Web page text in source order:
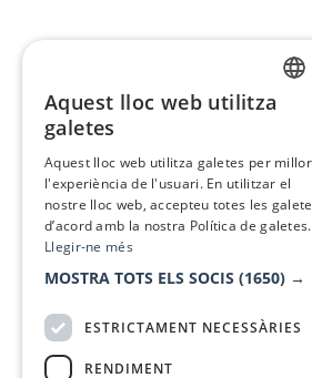
Aquest lloc web utilitza
galetes
Aquest lloc web utilitza galetes per
l'experiència de l'usuari. En utilitzar el
nostre lloc web, accepteu totes les
d’acord amb la nostra Política de galetes.
Llegir-ne més
MOSTRA TOTS ELS SOCIS (1650) →
ESTRICTAMENT NECESSÀRIES
RENDIMENT